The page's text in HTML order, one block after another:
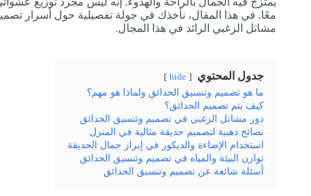
معًا. في هذا المقال، نأخذك في جولة تفصيلية حول أسرار
مشاتل الزغبي الرائد في هذا المجال.
جدول المحتوي hide
ما هو تصميم وتنسيق الحدائق ولماذا هو مهم؟
كيف يتم تصميم الحدائق؟
دور مشاتل الزغبي في تصميم وتنسيق الحدائق
نصائح ذهبية لتصميم حديقة مثالية في المنزل
استخدام الإضاءة والديكور في إبراز جمال الحديقة
توازن البيئة والمياه في تصميم وتنسيق الحدائق
أسئلة شائعة عن تصميم وتنسيق الحدائق